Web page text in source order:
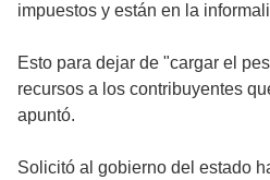
impuestos y están en la
Esto para dejar de "cargar el
recursos a los contribuyentes
apuntó.
Solicitó al gobierno del estado